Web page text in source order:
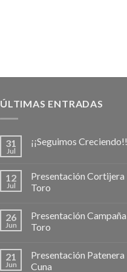
ÚLTIMAS ENTRADAS
31
Jul
¡¡Seguimos Creciendo!!
12
Jul
Presentación Cortijera
Toro
26
Jun
Presentación Campaña
Toro
21
Jun
Presentación Patenera
Cuna